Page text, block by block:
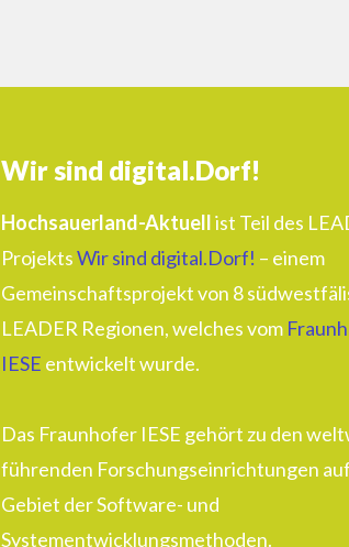
Wir sind digital.Dorf!
Hochsauerland-Aktuellist Teil des
ProjektsWir sind digital.Dorf! – einem
Gemeinschaftsprojekt von 8
LEADER Regionen, welches vom
IESE entwickelt wurde.
Das Fraunhofer IESE gehört zu den
führenden Forschungseinrichtungen
Gebiet der Software- und
Systementwicklungsmethoden.